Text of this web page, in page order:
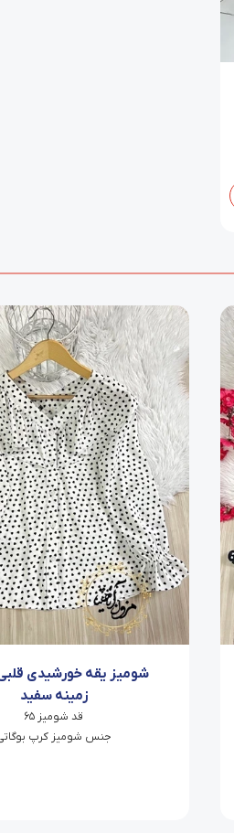
شومیز یقه خورشیدی
زمینه سفید
قد شومیز ۶۵
جنس شومیز کرپ